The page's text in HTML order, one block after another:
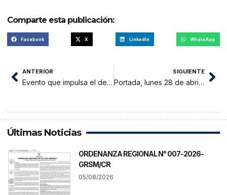
Comparte esta publicación:
Facebook X LinkedIn WhatsApp
ANTERIOR
Evento que impulsa el desarrollo pianístico de niños y adolescentes del Perú
SIGUIENTE
Portada, lunes 28 de abril 2025
Últimas Noticias
ORDENANZA REGIONAL N° 007-2026-
GRSM/CR
05/08/2026